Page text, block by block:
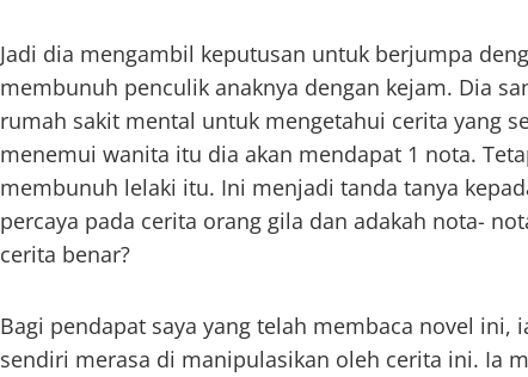
Jadi dia mengambil keputusan untuk berjumpa
membunuh penculik anaknya dengan kejam. Dia
rumah sakit mental untuk mengetahui cerita yang
menemui wanita itu dia akan mendapat 1 nota.
membunuh lelaki itu. Ini menjadi tanda tanya
percaya pada cerita orang gila dan adakah nota-
cerita benar?
Bagi pendapat saya yang telah membaca novel ini,
sendiri merasa di manipulasikan oleh cerita ini. Ia